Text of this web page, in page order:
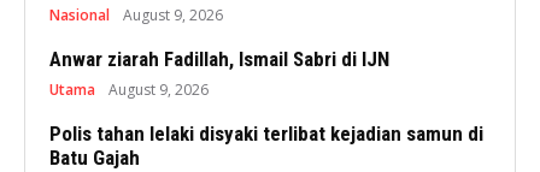
Nasional August 9, 2026
Anwar ziarah Fadillah, Ismail Sabri di IJN
Utama August 9, 2026
Polis tahan lelaki disyaki terlibat kejadian samun di
Batu Gajah